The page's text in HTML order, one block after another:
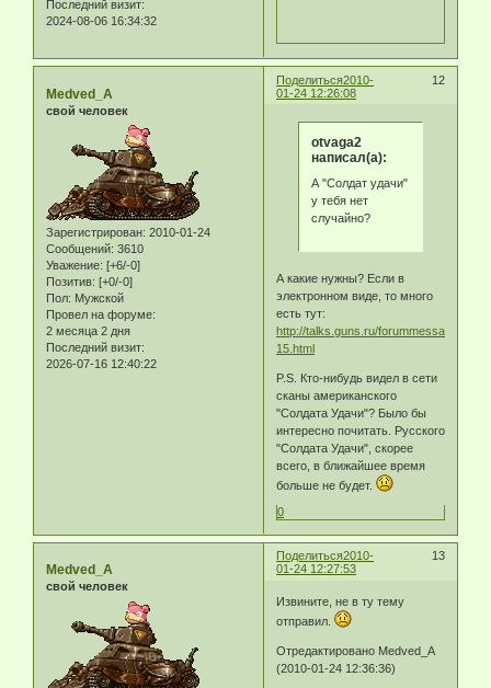
Последний визит:
2024-08-06 16:34:32
Поделиться 12
2010-
01-24 12:26:08
Medved_A
свой человек
Зарегистрирован: 2010-01-24
Сообщений: 3610
Уважение: [+6/-0]
Позитив: [+0/-0]
Пол: Мужской
Провел на форуме:
2 месяца 2 дня
Последний визит:
2026-07-16 12:40:22
otvaga2
написал(а):
А "Солдат удачи"
у тебя нет
случайно?
А какие нужны? Если в
электронном виде, то много
есть тут:
http://talks.guns.ru/forummessage/18/
15.html
P.S. Кто-нибудь видел в сети
сканы американского
"Солдата Удачи"? Было бы
интересно почитать. Русского
"Солдата Удачи", скорее
всего, в ближайшее время
больше не будет.
0
Поделиться 13
2010-
01-24 12:27:53
Medved_A
свой человек
Извините, не в ту тему
отправил.
Отредактировано Medved_A
(2010-01-24 12:36:36)